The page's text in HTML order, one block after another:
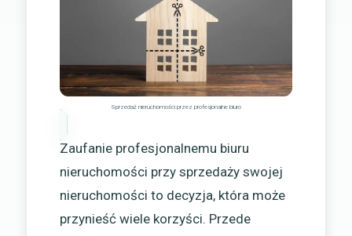
Sprzedaż nieruchomości przez profesjonalne biuro
Zaufanie profesjonalnemu biuru
nieruchomości przy sprzedaży swojej
nieruchomości to decyzja, która może
przynieść wiele korzyści. Przede